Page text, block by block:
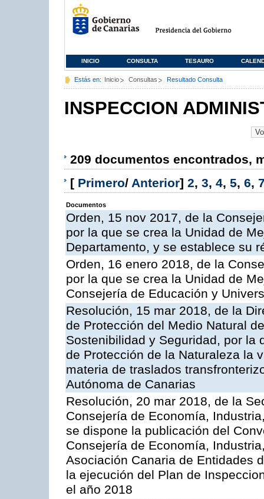
INICIO CONSULTA TESAURO
Estás en: Inicio Consultas Resultado Consulta
INSPECCION
209 documentos encontrados,
[ Primero/ Anterior] 2, 3, 4, 5, 6,
Documentos
Orden, 15 nov 2017, de la
por la que se crea la Unidad de
Departamento, y se establece su
Orden, 16 enero 2018, de la
por la que se crea la Unidad de
Consejería de Educación y
Resolución, 15 mar 2018, de la
de Protección del Medio Natural
Sostenibilidad y Seguridad, por la
de Protección de la Naturaleza la
materia de traslados
Autónoma de Canarias
Resolución, 20 mar 2018, de la
Consejería de Economía,
se dispone la publicación del
Consejería de Economía,
Asociación Canaria de Entidades
la ejecución del Plan de
el año 2018